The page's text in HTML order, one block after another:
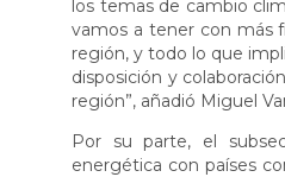
los temas de cambio
vamos a tener con más
región, y todo lo que
disposición y
región”, añadió Miguel
Por su parte, el
energética con países